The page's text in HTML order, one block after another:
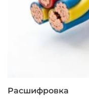
Расшифровка